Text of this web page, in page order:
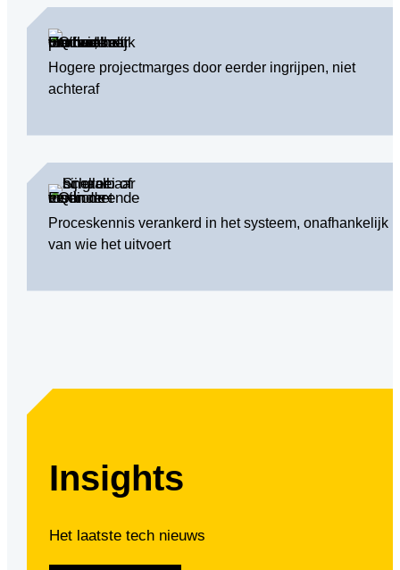
Hogere projectmarges door eerder ingrijpen, niet
achteraf
Proceskennis verankerd in het systeem, onafhankelijk
van wie het uitvoert
Insights
Het laatste tech nieuws